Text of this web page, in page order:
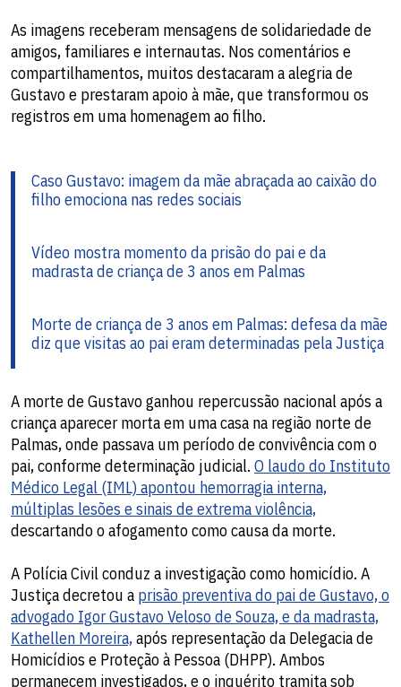
As imagens receberam mensagens de solidariedade de
amigos, familiares e internautas. Nos comentários e
compartilhamentos, muitos destacaram a alegria de
Gustavo e prestaram apoio à mãe, que transformou os
registros em uma homenagem ao filho.
Caso Gustavo: imagem da mãe abraçada ao caixão do
filho emociona nas redes sociais
Vídeo mostra momento da prisão do pai e da
madrasta de criança de 3 anos em Palmas
Morte de criança de 3 anos em Palmas: defesa da mãe
diz que visitas ao pai eram determinadas pela Justiça
A morte de Gustavo ganhou repercussão nacional após a
criança aparecer morta em uma casa na região norte de
Palmas, onde passava um período de convivência com o
pai, conforme determinação judicial. O laudo do Instituto
Médico Legal (IML) apontou hemorragia interna,
múltiplas lesões e sinais de extrema violência,
descartando o afogamento como causa da morte.
A Polícia Civil conduz a investigação como homicídio. A
Justiça decretou a prisão preventiva do pai de Gustavo, o
advogado Igor Gustavo Veloso de Souza, e da madrasta,
Kathellen Moreira,após representação da Delegacia de
Homicídios e Proteção à Pessoa (DHPP). Ambos
permanecem investigados, e o inquérito tramita sob